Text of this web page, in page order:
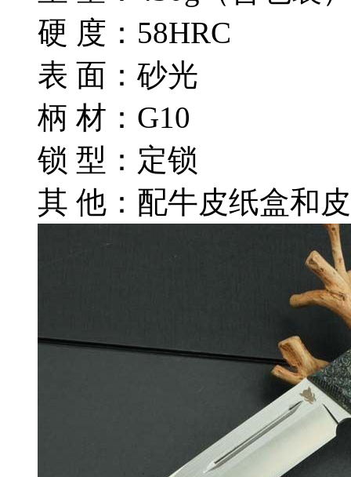
硬 度：58HRC
表 面：砂光
柄 材：G10
锁 型：定锁
其 他：配牛皮纸盒和